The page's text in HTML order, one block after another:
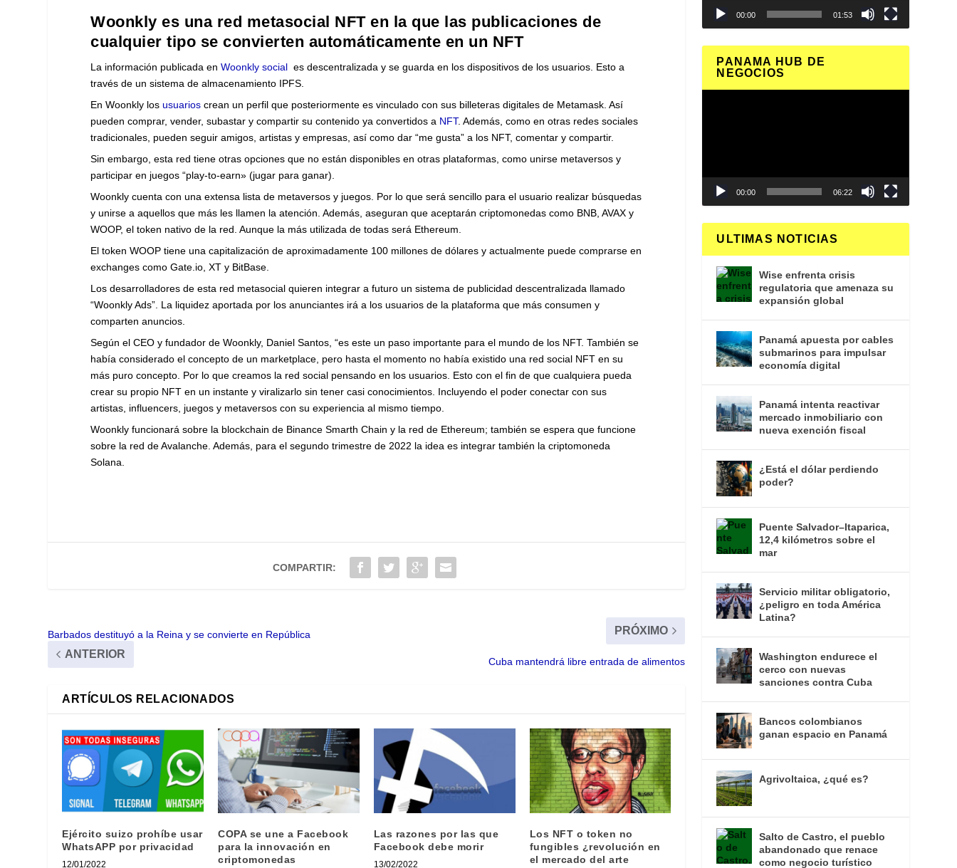
Woonkly es una red metasocial NFT en la que las publicaciones de
cualquier tipo se convierten automáticamente en un NFT
La información publicada enWoonkly social es descentralizada y se guarda en los dispositivos de los usuarios. Esto a
través de un sistema de almacenamiento IPFS.
En Woonkly losusuarios crean un perfil que posteriormente es vinculado con sus billeteras digitales de Metamask. Así
pueden comprar, vender, subastar y compartir su contenido ya convertidos a NFT. Además, como en otras redes sociales
tradicionales, pueden seguir amigos, artistas y empresas, así como dar “me gusta” a los NFT, comentar y compartir.
Sin embargo, esta red tiene otras opciones que no están disponibles en otras plataformas, como unirse metaversos y
participar en juegos “play-to-earn» (jugar para ganar).
Woonkly cuenta con una extensa lista de metaversos y juegos. Por lo que será sencillo para el usuario realizar búsquedas
y unirse a aquellos que más les llamen la atención. Además, aseguran que aceptarán criptomonedas como BNB, AVAX y
WOOP, el token nativo de la red. Aunque la más utilizada de todas será Ethereum.
El token WOOP tiene una capitalización de aproximadamente 100 millones de dólares y actualmente puede comprarse en
exchanges como Gate.io, XT y BitBase.
Los desarrolladores de esta red metasocial quieren integrar a futuro un sistema de publicidad descentralizada llamado
“Woonkly Ads”. La liquidez aportada por los anunciantes irá a los usuarios de la plataforma que más consumen y
comparten anuncios.
Según el CEO y fundador de Woonkly, Daniel Santos, “es este un paso importante para el mundo de los NFT. También se
había considerado el concepto de un marketplace, pero hasta el momento no había existido una red social NFT en su
más puro concepto. Por lo que creamos la red social pensando en los usuarios. Esto con el fin de que cualquiera pueda
crear su propio NFT en un instante y viralizarlo sin tener casi conocimientos. Incluyendo el poder conectar con sus
artistas, influencers, juegos y metaversos con su experiencia al mismo tiempo.
Woonkly funcionará sobre la blockchain de Binance Smarth Chain y la red de Ethereum; también se espera que funcione
sobre la red de Avalanche. Además, para el segundo trimestre de 2022 la idea es integrar también la criptomoneda
Solana.
COMPARTIR:
Barbados destituyó a la Reina y se convierte en República
ANTERIOR
PRÓXIMO
Cuba mantendrá libre entrada de alimentos
ARTÍCULOS RELACIONADOS
Ejército suizo prohíbe usar
WhatsAPP por privacidad
12/01/2022
COPA se une a Facebook
para la innovación en
criptomonedas
Las razones por las que
Facebook debe morir
13/02/2022
Los NFT o token no
fungibles ¿revolución en
el mercado del arte
00:00 01:53
PANAMA HUB DE
NEGOCIOS
00:00 06:22
ULTIMAS NOTICIAS
Wise enfrenta crisis
regulatoria que amenaza su
expansión global
Panamá apuesta por cables
submarinos para impulsar
economía digital
Panamá intenta reactivar
mercado inmobiliario con
nueva exención fiscal
¿Está el dólar perdiendo
poder?
Puente Salvador–Itaparica,
12,4 kilómetros sobre el
mar
Servicio militar obligatorio,
¿peligro en toda América
Latina?
Washington endurece el
cerco con nuevas
sanciones contra Cuba
Bancos colombianos
ganan espacio en Panamá
Agrivoltaica, ¿qué es?
Salto de Castro, el pueblo
abandonado que renace
como negocio turístico